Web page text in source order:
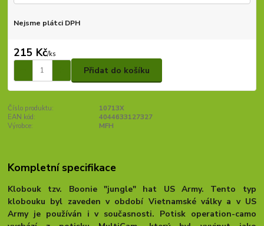
Nejsme plátci DPH
215 Kč/ks
Přidat do košíku
Číslo produktu:
10713X
EAN kód:
4044633127327
Výrobce:
MFH
Kompletní specifikace
Klobouk tzv. Boonie "jungle" hat US Army. Tento typ
klobouku byl zaveden v období Vietnamské války a v US
Army je používán i v současnosti. Potisk operation-camo